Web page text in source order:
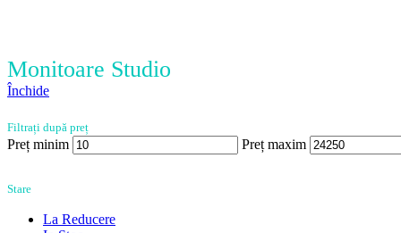
Monitoare Studio
Închide
Filtrați după preț
Preț minim Preț maxim
Stare
La Reducere